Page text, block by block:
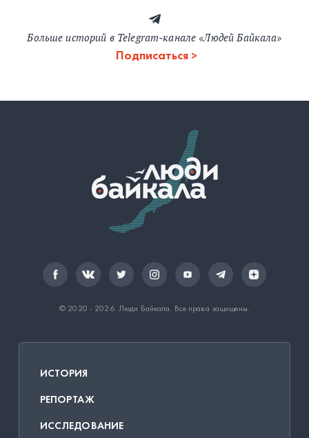
Больше историй в Telegram-канале «Людей Байкала»
Подписаться
© 2020 - 2026. Люди Байкала . Все права защищены.
ИСТОРИЯ
РЕПОРТАЖ
ИССЛЕДОВАНИЕ